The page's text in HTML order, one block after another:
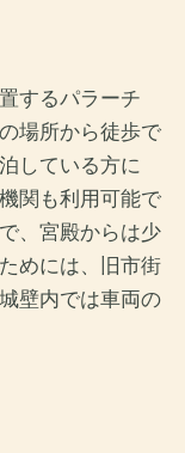
するパラーチ
場所から徒歩で
している方に
関も利用可能で
、宮殿からは少
めには、旧市街
壁内では車両の